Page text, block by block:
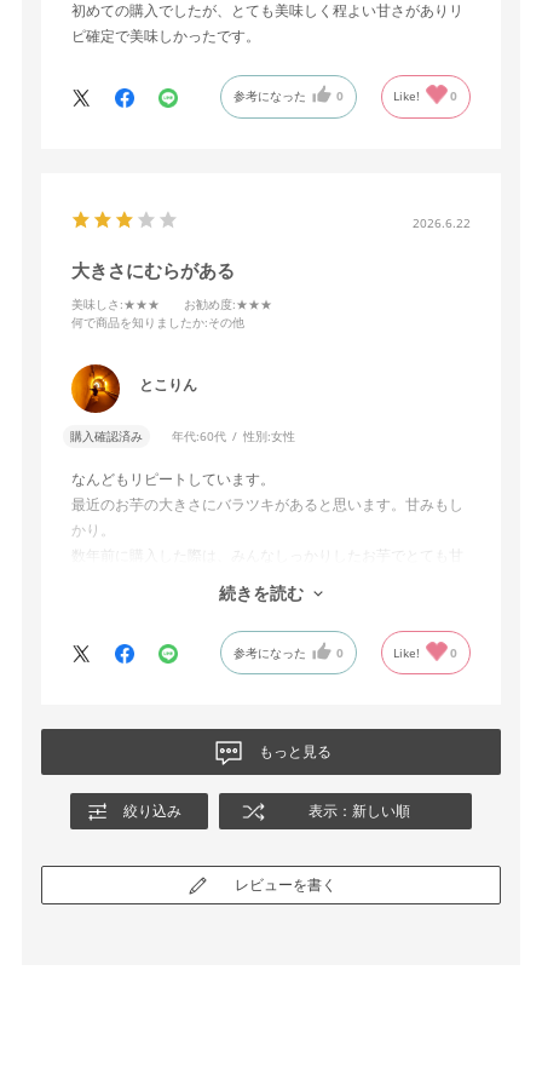
初めての購入でしたが、とても美味しく程よい甘さがありリ
ピ確定で美味しかったです。
参考になった 0 Like! 0
2026.6.22
大きさにむらがある
美味しさ :★★★ お勧め度:★★★
何で商品を知りましたか:その他
とこりん
購入確認済み 年代:60代 性別:女性
なんどもリピートしています。
最近のお芋の大きさにバラツキがあると思います。甘みもし
かり。
数年前に購入した際は、みんなしっかりしたお芋でとても甘
かったと感じています。
楽しみに待っている人に送るので、ハズレのお芋が入らない
ようお願いしたいです。
続きを読む
参考になった 0 Like! 0
もっと見る
絞り込み 表示：新しい順
レビューを書く